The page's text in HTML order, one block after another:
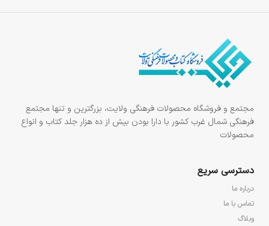
مجتمع و فروشگاه محصولات فرهنگی ولایت، بزرگترین و تنها مجتمع
فرهنگی شمال غرب کشور با دارا بودن بیش از ده هزار جلد کتاب و انواع
محصولات
دسترسی سریع
درباره ما
تماس با ما
وبلاگ